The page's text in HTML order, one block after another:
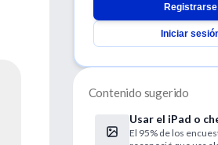
Registrarse
Iniciar
Contenido sugerido
Usar el iPad o
mail antes de
El 95% de los